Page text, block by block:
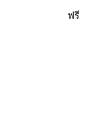
ฟรี